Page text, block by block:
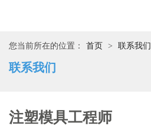
您当前所在的位置： 首页 > 联系我们
联系我们
注塑模具工程师